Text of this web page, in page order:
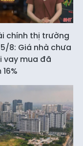
chính thị trường
8: Giá nhà chưa
vay mua đã